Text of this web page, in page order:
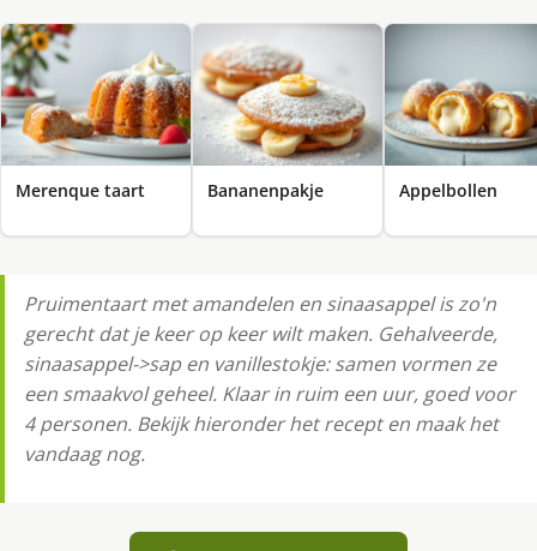
Merenque taart Bananenpakje Appelbollen
Pruimentaart met amandelen en sinaasappel is zo'n
gerecht dat je keer op keer wilt maken. Gehalveerde,
sinaasappel->sap en vanillestokje: samen vormen ze
een smaakvol geheel. Klaar in ruim een uur, goed voor
4 personen. Bekijk hieronder het recept en maak het
vandaag nog.